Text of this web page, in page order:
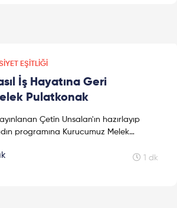
EŞITLIĞI
İş Hayatına Geri
Pulatkonak
Çetin Unsalan'ın hazırlayıp
programına Kurucumuz Melek
1 dk